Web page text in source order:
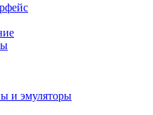
и эмуляторы